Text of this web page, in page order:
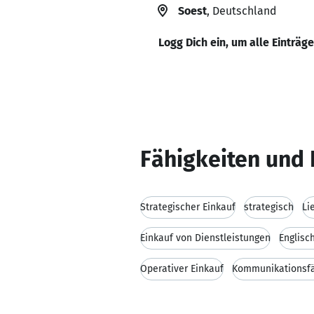
Soest, Deutschland
Logg Dich ein, um alle
Fähigkeiten und
Strategischer Einkauf strategisch
Einkauf von Dienstleistungen
Operativer Einkauf